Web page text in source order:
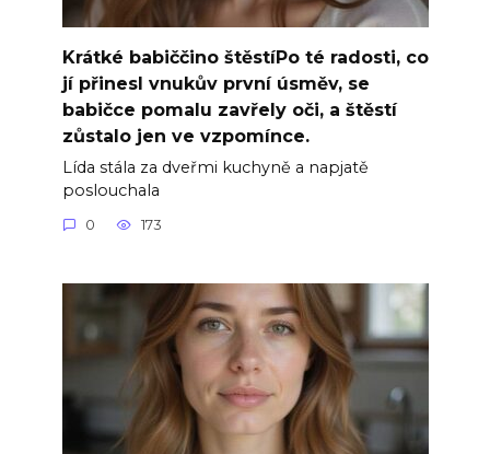
Krátké babiččino štěstíPo té radosti, co
jí přinesl vnukův první úsměv, se
babičce pomalu zavřely oči, a štěstí
zůstalo jen ve vzpomínce.
Lída stála za dveřmi kuchyně a napjatě
poslouchala
0 173